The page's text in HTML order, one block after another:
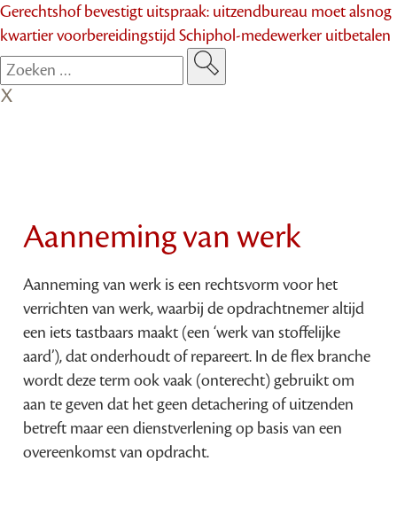
Gerechtshof bevestigt uitspraak: uitzendbureau moet alsnog
kwartier voorbereidingstijd Schiphol-medewerker uitbetalen
Aanneming van werk
Aanneming van werk is een rechtsvorm voor het
verrichten van werk, waarbij de opdrachtnemer altijd
een iets tastbaars maakt (een ‘werk van stoffelijke
aard’), dat onderhoudt of repareert. In de flex branche
wordt deze term ook vaak (onterecht) gebruikt om
aan te geven dat het geen detachering of uitzenden
betreft maar een dienstverlening op basis van een
overeenkomst van opdracht.